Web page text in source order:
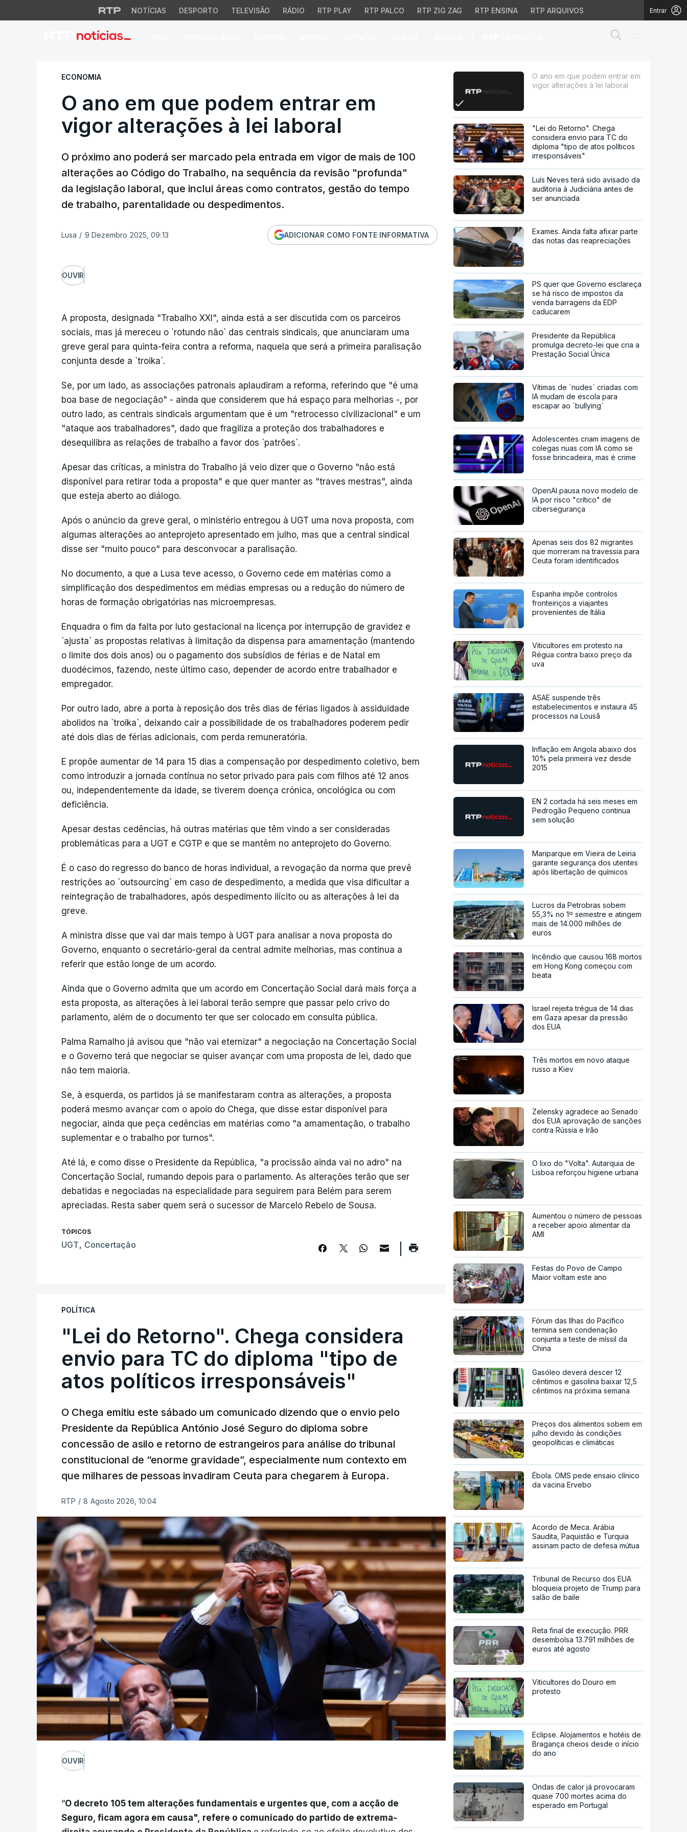
NOTÍCIAS DESPORTO TELEVISÃO RÁDIO RTP PLAY RTP PALCO RTP ZIG ZAG RTP ENSINA RTP ARQUIVOS Entrar
O ano em que podem entrar em vigor alterações à lei laboral
ECONOMIA
O ano em que podem entrar em
vigor alterações à lei laboral
O próximo ano poderá ser marcado pela entrada em vigor de mais de 100
alterações ao Código do Trabalho, na sequência da revisão "profunda"
da legislação laboral, que inclui áreas como contratos, gestão do tempo
de trabalho, parentalidade ou despedimentos.
Lusa / 9 Dezembro 2025, 09:13 ADICIONAR COMO FONTE INFORMATIVA
OUVIR
A proposta, designada "Trabalho XXI", ainda está a ser discutida com os parceiros
sociais, mas já mereceu o `rotundo não` das centrais sindicais, que anunciaram uma
greve geral para quinta-feira contra a reforma, naquela que será a primeira paralisação
conjunta desde a `troika`.
Se, por um lado, as associações patronais aplaudiram a reforma, referindo que "é uma
boa base de negociação" - ainda que considerem que há espaço para melhorias -, por
outro lado, as centrais sindicais argumentam que é um "retrocesso civilizacional" e um
"ataque aos trabalhadores", dado que fragiliza a proteção dos trabalhadores e
desequilibra as relações de trabalho a favor dos `patrões`.
Apesar das críticas, a ministra do Trabalho já veio dizer que o Governo "não está
disponível para retirar toda a proposta" e que quer manter as "traves mestras", ainda
que esteja aberto ao diálogo.
Após o anúncio da greve geral, o ministério entregou à UGT uma nova proposta, com
algumas alterações ao anteprojeto apresentado em julho, mas que a central sindical
disse ser "muito pouco" para desconvocar a paralisação.
No documento, a que a Lusa teve acesso, o Governo cede em matérias como a
simplificação dos despedimentos em médias empresas ou a redução do número de
horas de formação obrigatórias nas microempresas.
Enquadra o fim da falta por luto gestacional na licença por interrupção de gravidez e
`ajusta` as propostas relativas à limitação da dispensa para amamentação (mantendo
o limite dos dois anos) ou o pagamento dos subsídios de férias e de Natal em
duodécimos, fazendo, neste último caso, depender de acordo entre trabalhador e
empregador.
Por outro lado, abre a porta à reposição dos três dias de férias ligados à assiduidade
abolidos na `troika`, deixando cair a possibilidade de os trabalhadores poderem pedir
até dois dias de férias adicionais, com perda remuneratória.
E propõe aumentar de 14 para 15 dias a compensação por despedimento coletivo, bem
como introduzir a jornada contínua no setor privado para pais com filhos até 12 anos
ou, independentemente da idade, se tiverem doença crónica, oncológica ou com
deficiência.
Apesar destas cedências, há outras matérias que têm vindo a ser consideradas
problemáticas para a UGT e CGTP e que se mantêm no anteprojeto do Governo.
É o caso do regresso do banco de horas individual, a revogação da norma que prevê
restrições ao `outsourcing` em caso de despedimento, a medida que visa dificultar a
reintegração de trabalhadores, após despedimento ilícito ou as alterações à lei da
greve.
A ministra disse que vai dar mais tempo à UGT para analisar a nova proposta do
Governo, enquanto o secretário-geral da central admite melhorias, mas continua a
referir que estão longe de um acordo.
Ainda que o Governo admita que um acordo em Concertação Social dará mais força a
esta proposta, as alterações à lei laboral terão sempre que passar pelo crivo do
parlamento, além de o documento ter que ser colocado em consulta pública.
Palma Ramalho já avisou que "não vai eternizar" a negociação na Concertação Social
e o Governo terá que negociar se quiser avançar com uma proposta de lei, dado que
não tem maioria.
Se, à esquerda, os partidos já se manifestaram contra as alterações, a proposta
poderá mesmo avançar com o apoio do Chega, que disse estar disponível para
negociar, ainda que peça cedências em matérias como "a amamentação, o trabalho
suplementar e o trabalho por turnos".
Até lá, e como disse o Presidente da República, "a procissão ainda vai no adro" na
Concertação Social, rumando depois para o parlamento. As alterações terão que ser
debatidas e negociadas na especialidade para seguirem para Belém para serem
apreciadas. Resta saber quem será o sucessor de Marcelo Rebelo de Sousa.
TÓPICOS
UGT, Concertação
POLÍTICA
"Lei do Retorno". Chega considera
envio para TC do diploma "tipo de
atos políticos irresponsáveis"
O Chega emitiu este sábado um comunicado dizendo que o envio pelo
Presidente da República António José Seguro do diploma sobre
concessão de asilo e retorno de estrangeiros para análise do tribunal
constitucional de “enorme gravidade”, especialmente num contexto em
que milhares de pessoas invadiram Ceuta para chegarem à Europa.
RTP / 8 Agosto 2026, 10:04
OUVIR
“O decreto 105 tem alterações fundamentais e urgentes que, com a acção de
Seguro, ficam agora em causa", refere o comunicado do partido de extrema-
O ano em que podem entrar em
vigor alterações à lei laboral
"Lei do Retorno". Chega
considera envio para TC do
diploma "tipo de atos políticos
irresponsáveis"
Luís Neves terá sido avisado da
auditoria à Judiciária antes de
ser anunciada
Exames. Ainda falta afixar parte
das notas das reapreciações
PS quer que Governo esclareça
se há risco de impostos da
venda barragens da EDP
caducarem
Presidente da República
promulga decreto-lei que cria a
Prestação Social Única
Vítimas de `nudes` criadas com
IA mudam de escola para
escapar ao `bullying`
Adolescentes criam imagens de
colegas nuas com IA como se
fosse brincadeira, mas é crime
OpenAI pausa novo modelo de
IA por risco "crítico" de
cibersegurança
Apenas seis dos 82 migrantes
que morreram na travessia para
Ceuta foram identificados
Espanha impõe controlos
fronteiriços a viajantes
provenientes de Itália
Viticultores em protesto na
Régua contra baixo preço da
uva
ASAE suspende três
estabelecimentos e instaura 45
processos na Lousã
Inflação em Angola abaixo dos
10% pela primeira vez desde
2015
EN 2 cortada há seis meses em
Pedrogão Pequeno continua
sem solução
Mariparque em Vieira de Leiria
garante segurança dos utentes
após libertação de químicos
Lucros da Petrobras sobem
55,3% no 1º semestre e atingem
mais de 14.000 milhões de
euros
Incêndio que causou 168 mortos
em Hong Kong começou com
beata
Israel rejeita trégua de 14 dias
em Gaza apesar da pressão
dos EUA
Três mortos em novo ataque
russo a Kiev
Zelensky agradece ao Senado
dos EUA aprovação de sanções
contra Rússia e Irão
O lixo do "Volta". Autarquia de
Lisboa reforçou higiene urbana
Aumentou o número de pessoas
a receber apoio alimentar da
AMI
Festas do Povo de Campo
Maior voltam este ano
Fórum das Ilhas do Pacífico
termina sem condenação
conjunta a teste de míssil da
China
Gasóleo deverá descer 12
cêntimos e gasolina baixar 12,5
cêntimos na próxima semana
Preços dos alimentos sobem em
julho devido às condições
geopolíticas e climáticas
Ébola. OMS pede ensaio clínico
da vacina Ervebo
Acordo de Meca. Arábia
Saudita, Paquistão e Turquia
assinam pacto de defesa mútua
Tribunal de Recurso dos EUA
bloqueia projeto de Trump para
salão de baile
Reta final de execução. PRR
desembolsa 13.791 milhões de
euros até agosto
Viticultores do Douro em
protesto
Eclipse. Alojamentos e hotéis de
Bragança cheios desde o início
do ano
Ondas de calor já provocaram
quase 700 mortes acima do
esperado em Portugal